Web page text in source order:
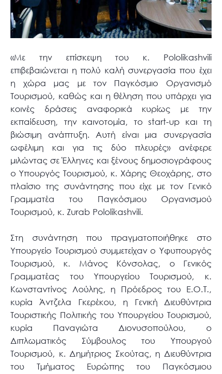
«Με την επίσκεψη του κ. Pololikashvili
επιβεβαιώνεται η πολύ καλή συνεργασία που έχει
η χώρα μας με τον Παγκόσμιο Οργανισμό
Τουρισμού, καθώς και η θέληση που υπάρχει για
κοινές δράσεις αναφορικά κυρίως με την
εκπαίδευση, την καινοτομία, το start-up και τη
βιώσιμη ανάπτυξη. Αυτή είναι μια συνεργασία
ωφέλιμη και για τις δύο πλευρές» ανέφερε
μιλώντας σε Έλληνες και ξένους δημοσιογράφους
ο Υπουργός Τουρισμού, κ. Χάρης Θεοχάρης, στο
πλαίσιο της συνάντησης που είχε με τον Γενικό
Γραμματέα του Παγκόσμιου Οργανισμού
Τουρισμού, κ. Zurab Pololikashvili.
Στη συνάντηση που πραγματοποιήθηκε στο
Υπουργείο Τουρισμού συμμετείχαν ο Υφυπουργός
Τουρισμού, κ. Μάνος Κόνσολας, ο Γενικός
Γραμματέας του Υπουργείου Τουρισμού, κ.
Κωνσταντίνος Λούλης, η Πρόεδρος του Ε.Ο.Τ.,
κυρία Άντζελα Γκερέκου, η Γενική Διευθύντρια
Τουριστικής Πολιτικής του Υπουργείου Τουρισμού,
κυρία Παναγιώτα Διονυσοπούλου, ο
Διπλωματικός Σύμβουλος του Υπουργού
Τουρισμού, κ. Δημήτριος Σκούτας, η Διευθύντρια
του Τμήματος Ευρώπης του Παγκόσμιου